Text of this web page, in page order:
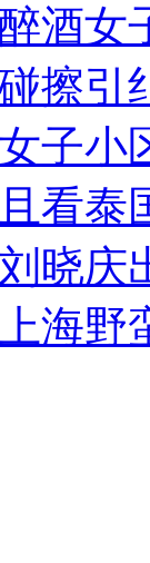
植树
花炮节热闹非凡 减
”
酒女
擦引
子小
看泰
晓庆
海野